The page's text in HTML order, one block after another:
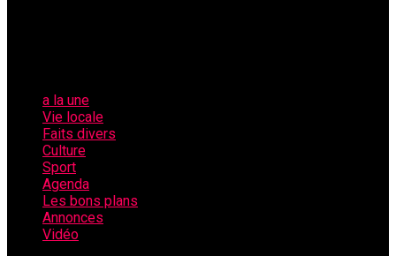
a la une
Vie locale
Faits divers
Culture
Sport
Agenda
Les bons plans
Annonces
Vidéo